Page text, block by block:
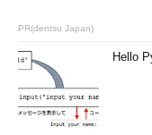
PR(dentsu Japan)
Hello